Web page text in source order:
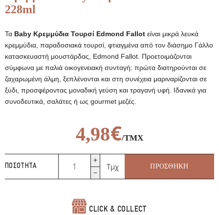
228ml
Τα Baby Κρεμμύδια Τουρσί Edmond Fallot είναι μικρά λευκά
κρεμμύδια, παραδοσιακά τουρσί, φτιαγμένα από τον διάσημο Γάλλο
κατασκευαστή μουστάρδας, Edmond Fallot. Προετοιμάζονται
σύμφωνα με παλιά οικογενειακή συνταγή: πρώτα διατηρούνται σε
ζαχαρωμένη άλμη, ξεπλένονται και στη συνέχεια μαριναρίζονται σε
ξύδι, προσφέροντας μοναδική γεύση και τραγανή υφή. Ιδανικά για
συνοδευτικά, σαλάτες ή ως gourmet μεζές.
4,98€/ΤΜΧ
ΠΟΣΌΤΗΤΑ
Κρεμμύδια
baby
τουρσί
Fallot
228ml
Τμχ ΠΡΟΣΘΉΚΗ
CLICK & COLLECT